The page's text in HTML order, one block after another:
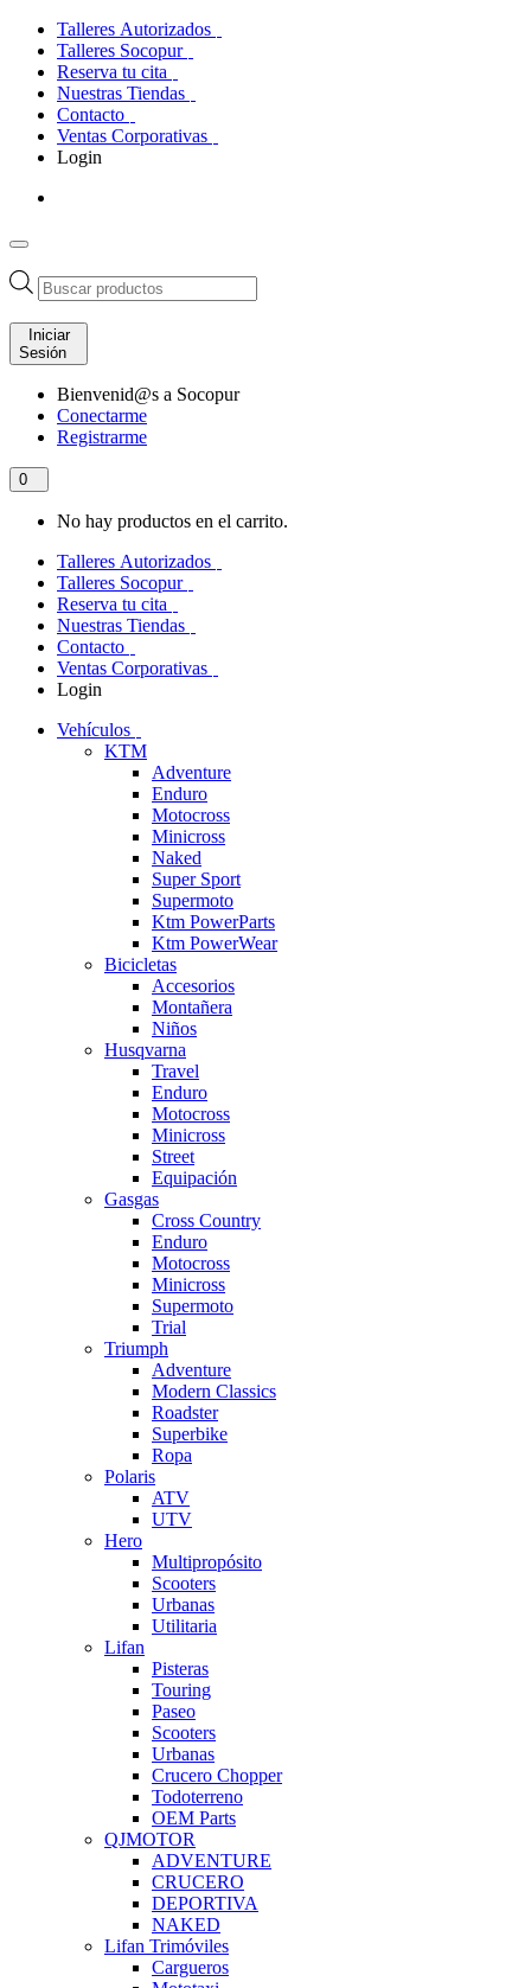
Talleres Autorizados
Talleres Socopur
Reserva tu cita
Nuestras Tiendas
Contacto
Ventas Corporativas
Login
Búsqueda
de
productos
Iniciar
Sesión
Bienvenid@s a Socopur
Conectarme
Registrarme
0
No hay productos en el carrito.
Talleres Autorizados
Talleres Socopur
Reserva tu cita
Nuestras Tiendas
Contacto
Ventas Corporativas
Login
Vehículos
KTM
Adventure
Enduro
Motocross
Minicross
Naked
Super Sport
Supermoto
Ktm PowerParts
Ktm PowerWear
Bicicletas
Accesorios
Montañera
Niños
Husqvarna
Travel
Enduro
Motocross
Minicross
Street
Equipación
Gasgas
Cross Country
Enduro
Motocross
Minicross
Supermoto
Trial
Triumph
Adventure
Modern Classics
Roadster
Superbike
Ropa
Polaris
ATV
UTV
Hero
Multipropósito
Scooters
Urbanas
Utilitaria
Lifan
Pisteras
Touring
Paseo
Scooters
Urbanas
Crucero Chopper
Todoterreno
OEM Parts
QJMOTOR
ADVENTURE
CRUCERO
DEPORTIVA
NAKED
Lifan Trimóviles
Cargueros